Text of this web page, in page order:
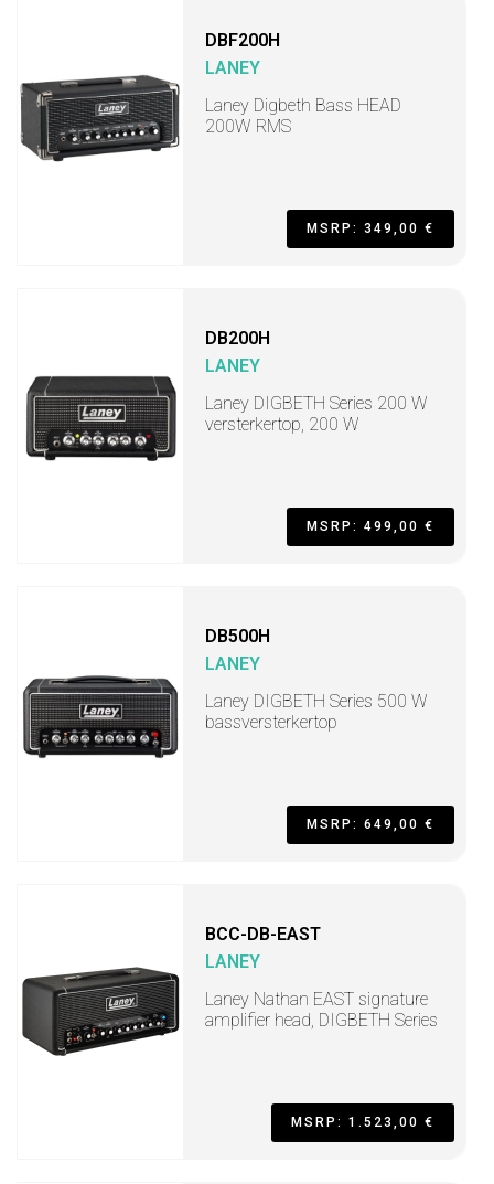
DBF200H
LANEY
Laney Digbeth Bass HEAD
200W RMS
MSRP: 349,00 €
DB200H
LANEY
Laney DIGBETH Series 200 W
versterkertop, 200 W
MSRP: 499,00 €
DB500H
LANEY
Laney DIGBETH Series 500 W
bassversterkertop
MSRP: 649,00 €
BCC-DB-EAST
LANEY
Laney Nathan EAST signature
amplifier head, DIGBETH Series
MSRP: 1.523,00 €